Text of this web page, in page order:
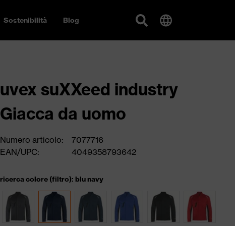
Sostenibilità Blog
uvex suXXeed industry
Giacca da uomo
Numero articolo:
7077716
EAN/UPC:
4049358793642
ricerca colore (filtro): blu navy